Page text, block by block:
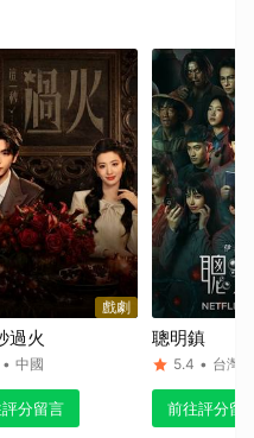
戲劇
過火
• 中國
分留言
聰明鎮
5.4 • 台灣
前往評分留